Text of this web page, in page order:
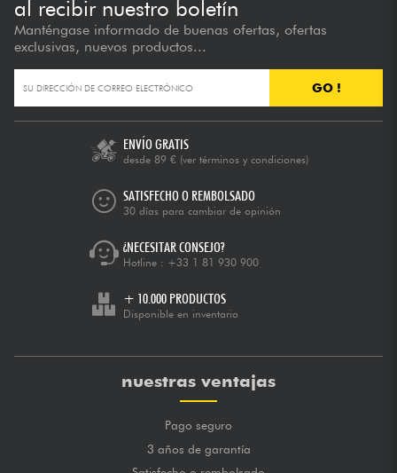
al recibir nuestro boletín
Manténgase informado de buenas ofertas, ofertas
exclusivas, nuevos productos...
GO !
ENVÍO GRATIS
desde 89 € (ver términos y condiciones)
SATISFECHO O REMBOLSADO
30 días para cambiar de opinión
¿NECESITAR CONSEJO?
Hotline : +33 1 81 930 900
+ 10.000 PRODUCTOS
Disponible en inventario
nuestras ventajas
Pago seguro
3 años de garantía